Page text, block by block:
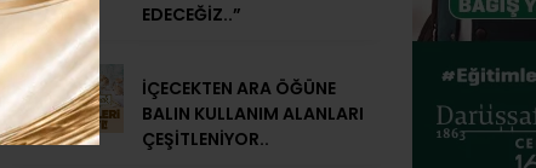
EDECEĞİZ..”
İÇECEKTEN ARA ÖĞÜNE
BALIN KULLANIM ALANLARI
ÇEŞİTLENİYOR..